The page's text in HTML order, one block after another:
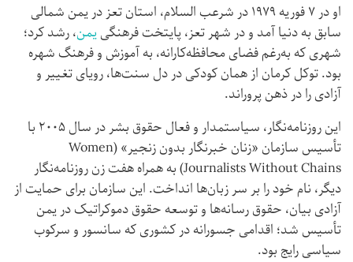
او در ۷ فوریه ۱۹۷۹ در شرعب السلام، استان تعز در یمن شمالی
سابق به دنیا آمد و در شهر تعز، پایتخت فرهنگییمن، رشد کرد؛
شهری که به‌رغم فضای محافظه‌کارانه، به آموزش و فرهنگ شهره
بود. توکل کرمان از همان کودکی در دل سنت‌ها، رویای تغییر و
آزادی را در ذهن پروراند.
این روزنامه‌نگار، سیاستمدار و فعال حقوق بشر در سال ۲۰۰۵ با
تأسیس سازمان «زنان خبرنگار بدون زنجیر» (Women
Journalists Without Chains) به همراه هفت زن روزنامه‌نگار
دیگر، نام خود را بر سر زبان‌ها انداخت. این سازمان برای حمایت از
آزادی بیان، حقوق رسانه‌ها و توسعه حقوق دموکراتیک در یمن
تأسیس شد؛ اقدامی جسورانه در کشوری که سانسور و سرکوب
سیاسی رایج بود.